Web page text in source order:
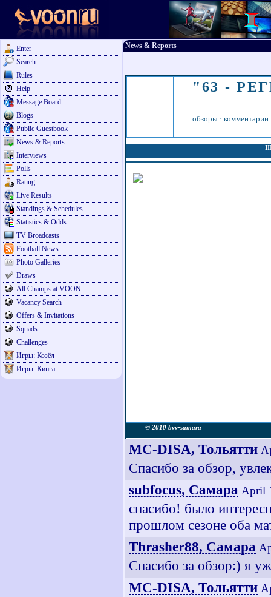
Enter
Search
Rules
Help
Message Board
Blogs
Public Guestbook
News & Reports
Interviews
Polls
Rating
Live Results
Standings & Schedules
Statistics & Odds
TV Broadcasts
Football News
Photo Galleries
Draws
All Champs at VOON
Vacancy Search
Offers & Invitations
Squads
Challenges
Игры: Козёл
Игры: Кинга
News & Reports
"63 -
обзоры · комментарии
© 2010 bvv-samara
MC-DISA, Тольятти
Спасибо за обзор,
subfocus, Самара April
спасибо! было
прошлом сезоне оба
Thrasher88, Самара
Спасибо за обзор:) я
MC-DISA, Тольятти